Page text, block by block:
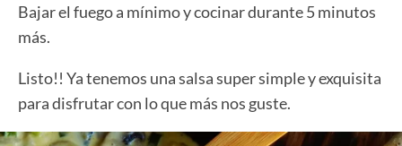
Bajar el fuego a mínimo y cocinar durante 5 minutos
más.
Listo!! Ya tenemos una salsa super simple y exquisita
para disfrutar con lo que más nos guste.